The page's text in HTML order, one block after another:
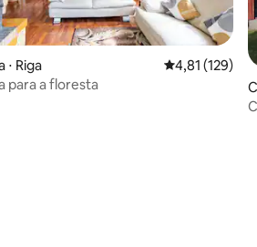
média de 5, 151 avaliações
⋅ Riga 4,81 de uma
4,81 (129)
para a floresta